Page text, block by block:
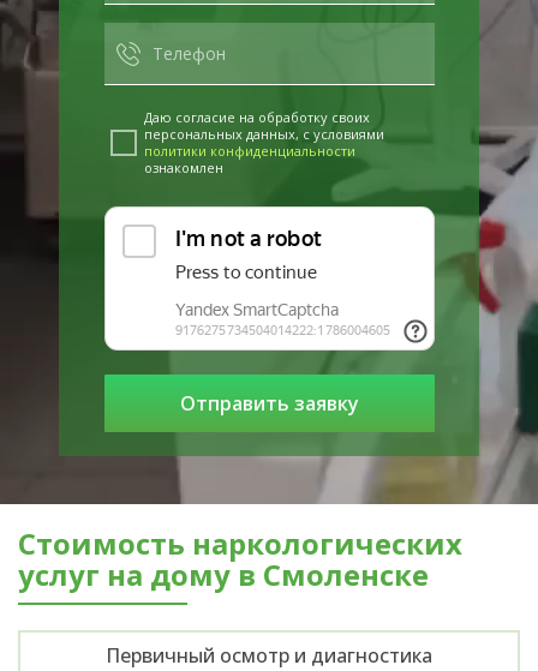
Даю согласие на обработку своих
персональных данных, с условиями
политики конфиденциальности
ознакомлен
Стоимость наркологических
услуг на дому в Смоленске
Первичный осмотр и диагностика